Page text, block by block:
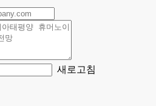
새로고침